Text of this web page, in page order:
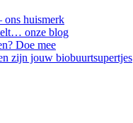
ons huismerk
onze blog
Doe mee
zijn jouw biobuurtsupertjes